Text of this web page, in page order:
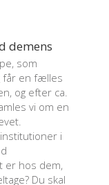
demens
som
får en fælles
og efter ca.
vi om en
i
er hos dem,
Du skal